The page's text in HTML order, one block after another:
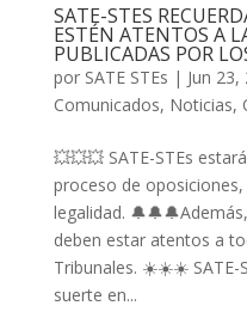
SATE-STES
ESTÉN ATENTOS A
PUBLICADAS POR
por SATE STEs | Jun 23,
Comunicados, Noticias,
💥💥💥 SATE-STEs
proceso de
legalidad.
deben estar atentos a
Tribunales. ☀️☀️☀️ SATE-
suerte en...